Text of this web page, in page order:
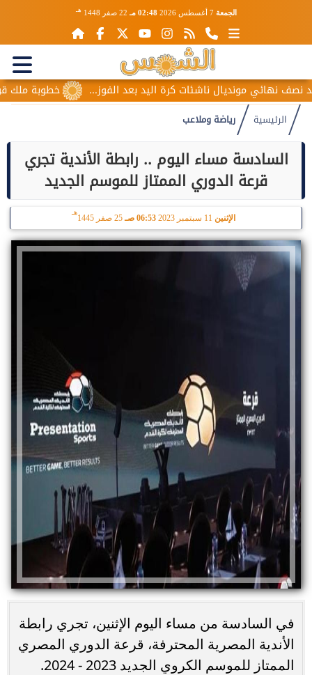
الجمعة 7 أغسطس 2026 02:48 مـ 22 صفر 1448 هـ
خطوبة ملك قورة مونديال ناشئات كرة اليد بعد الفوز...
الرئيسية رياضة وملاعب
السادسة مساء اليوم .. رابطة الأندية تجري
قرعة الدوري الممتاز للموسم الجديد
الإثنين 06:53 صـ 25 صفر 1445
هـ
في السادسة من مساء اليوم الإثنين، تجري رابطة
الأندية المصرية المحترفة، قرعة الدوري المصري
الممتاز للموسم الكروي الجديد 2023 - 2024.